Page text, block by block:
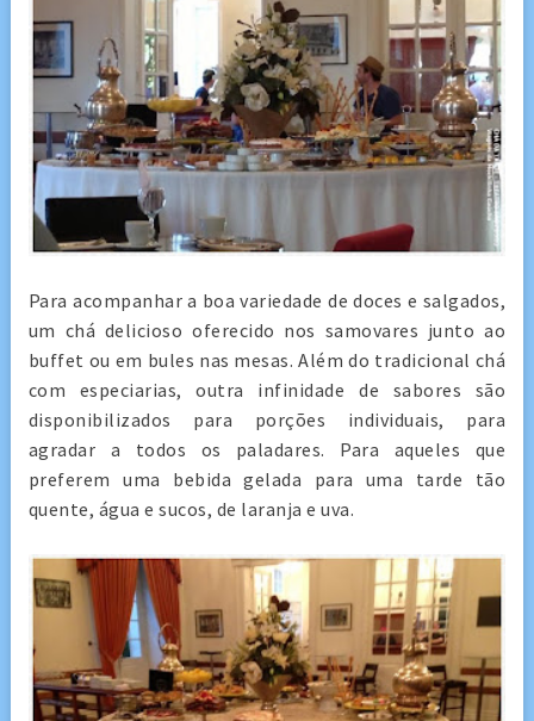
Para acompanhar a boa variedade de doces e salgados,
um chá delicioso oferecido nos samovares junto ao
buffet ou em bules nas mesas. Além do tradicional chá
com especiarias, outra infinidade de sabores são
disponibilizados para porções individuais, para
agradar a todos os paladares. Para aqueles que
preferem uma bebida gelada para uma tarde tão
quente, água e sucos, de laranja e uva.